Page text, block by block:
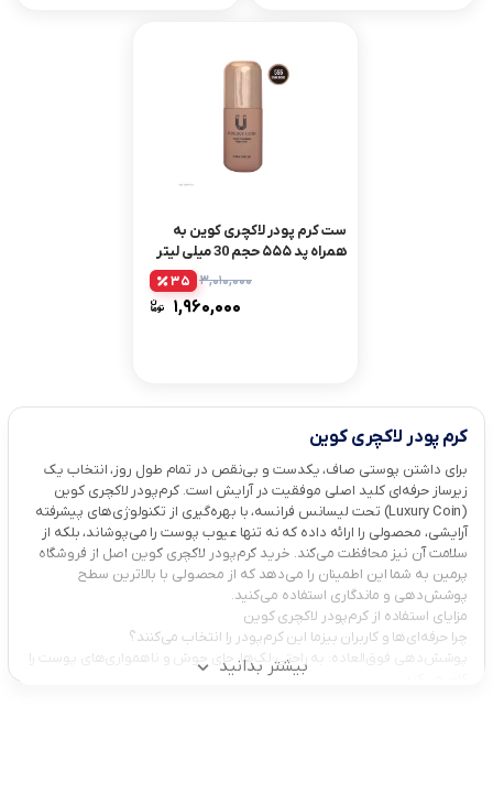
ست کرم پودر لاکچری کوین به
همراه پد ۵۵۵ حجم 30 میلی لیتر
۳,۰۱۰,۰۰۰
۱,۹۶۰,۰۰۰
35
کرم پودر لاکچری کوین
برای داشتن پوستی صاف، یکدست و بی‌نقص در تمام طول روز، انتخاب یک
زیرساز حرفه‌ای کلید اصلی موفقیت در آرایش است. کرم‌پودر لاکچری کوین
(Luxury Coin) تحت لیسانس فرانسه، با بهره‌گیری از تکنولوژی‌های پیشرفته
آرایشی، محصولی را ارائه داده که نه تنها عیوب پوست را می‌پوشاند، بلکه از
سلامت آن نیز محافظت می‌کند. خرید کرم‌پودر لاکچری کوین اصل از فروشگاه
پرمین به شما این اطمینان را می‌دهد که از محصولی با بالاترین سطح
پوشش‌دهی و ماندگاری استفاده می‌کنید.
مزایای استفاده از کرم‌پودر لاکچری کوین
چرا حرفه‌ای‌ها و کاربران بیزما این کرم‌پودر را انتخاب می‌کنند؟
پوشش‌دهی فوق‌العاده: به راحتی لک‌ها، جای جوش و ناهمواری‌های پوست را
بیشتر بدانید